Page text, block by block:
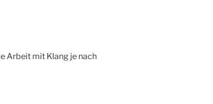
Arbeit mit Klang je nach